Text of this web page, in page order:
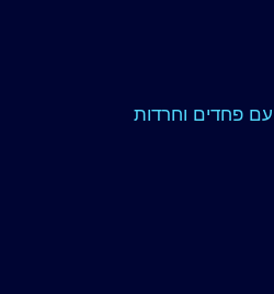
פחדים וחרדות